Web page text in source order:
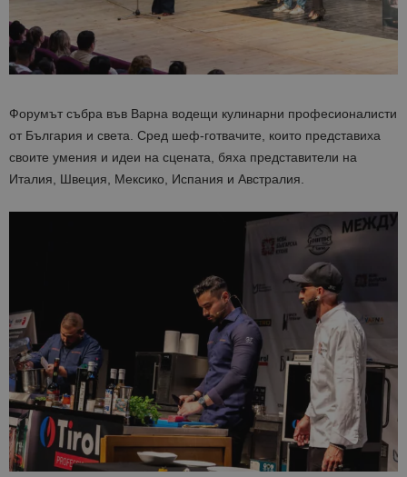
Форумът събра във Варна водещи кулинарни професионалисти
от България и света. Сред шеф-готвачите, които представиха
своите умения и идеи на сцената, бяха представители на
Италия, Швеция, Мексико, Испания и Австралия.